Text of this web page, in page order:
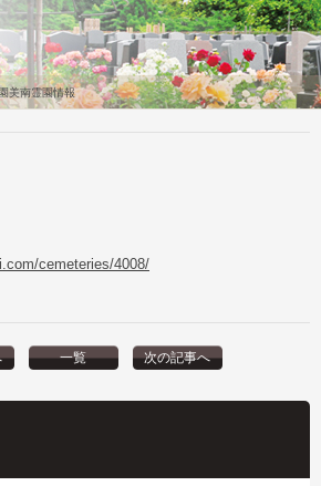
美南霊園情報
cemeteries/4008/
一覧 次の記事へ